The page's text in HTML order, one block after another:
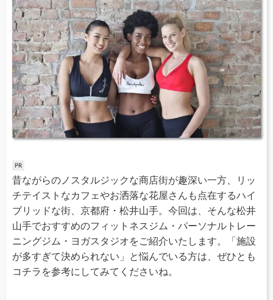
昔ながらのノスタルジックな商店街が趣深い一方、リッ
チテイストなカフェやお洒落な花屋さんも点在するハイ
ブリッドな街、京都府・松井山手。今回は、そんな松井
山手でおすすめのフィットネスジム・パーソナルトレー
ニングジム・ヨガスタジオをご紹介いたします。「施設
が多すぎて決められない」と悩んでいる方は、ぜひとも
コチラを参考にしてみてくださいね。